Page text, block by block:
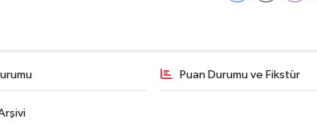
Puan Durumu ve Fikstür